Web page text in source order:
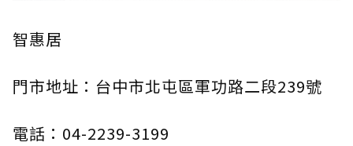
智惠居
門市地址：台中市北屯區軍功路二段239號
電話：04-2239-3199